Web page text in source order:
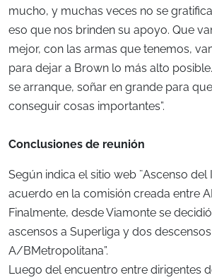
mucho, y muchas veces no se
eso que nos brinden su apoyo. Que
mejor, con las armas que tenemos,
para dejar a Brown lo más alto
se arranque, soñar en grande para
conseguir cosas importantes”.
Conclusiones de reunión
Según indica el sitio web ¨Ascenso del
acuerdo en la comisión creada entre
Finalmente, desde Viamonte se
ascensos a Superliga y dos
A/BMetropolitana”.
Luego del encuentro entre dirigentes